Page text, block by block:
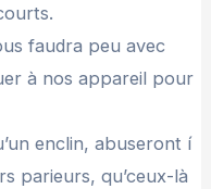
faudra peu avec
à nos appareil pour
enclin, abuseront í
parieurs, qu’ceux-là